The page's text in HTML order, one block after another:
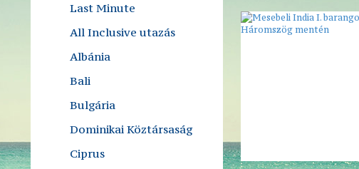
Last Minute
All Inclusive utazás
Albánia
Bali
Bulgária
Dominikai Köztársaság
Ciprus